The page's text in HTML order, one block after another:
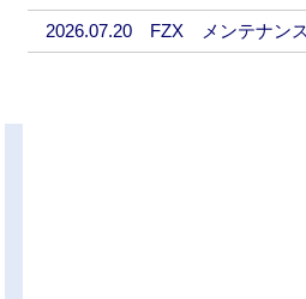
2026.07.20 FZX メンテナンス